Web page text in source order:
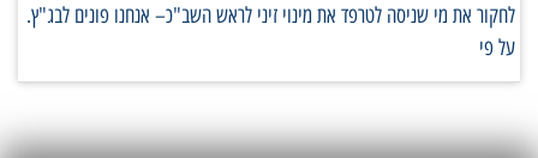
לחקור את מי שניסה לטרפד את מינוי זיני לראש השב"כ– אנחנו פונים לבג"ץ.
על פי